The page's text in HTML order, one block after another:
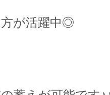
が活躍中◎